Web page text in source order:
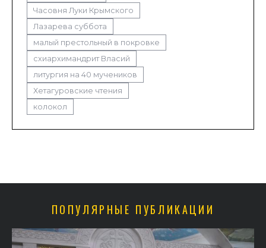
Часовня Луки Крымского
Лазарева суббота
малый престольный в покровке
схиархимандрит Власий
литургия на 40 мучеников
Хетагуровские чтения
колокол
ПОПУЛЯРНЫЕ ПУБЛИКАЦИИ